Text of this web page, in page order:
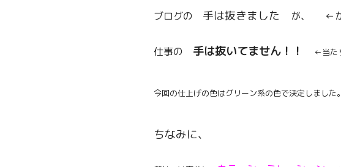
ブログの 手は抜きました が、 ←か
仕事の 手は抜いてません！！ ←当た
今回の仕上げの色はグリーン系の色で決定しました。
ちなみに、